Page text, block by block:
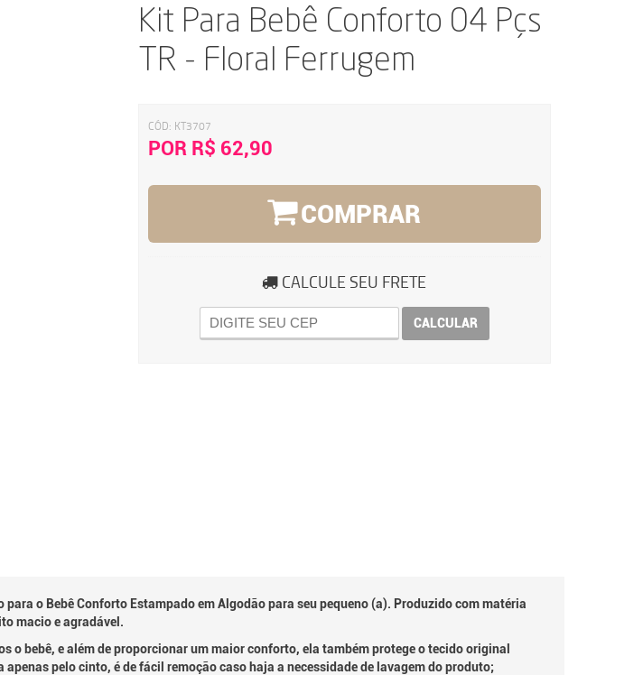
Kit Para Bebê Conforto 04 Pçs
TR - Floral Ferrugem
CÓD: KT3707
POR R$ 62,90
COMPRAR
CALCULE SEU FRETE
CALCULAR
o Bebê Conforto Estampado em Algodão para seu pequeno (a). Produzido com matéria
macio e agradável.
o bebê, e além de proporcionar um maior conforto, ela também protege o tecido original
apenas pelo cinto, é de fácil remoção caso haja a necessidade de lavagem do produto;